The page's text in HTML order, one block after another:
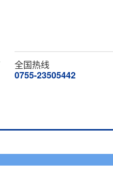
全国热线
0755-23505442